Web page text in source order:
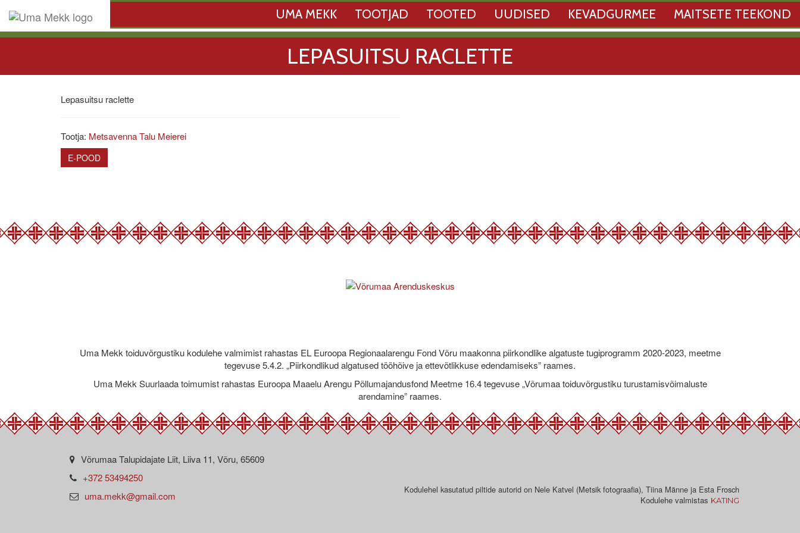
UMA MEKK TOOTJAD TOOTED UUDISED KEVADGURMEE MAITSETE TEEKOND
LEPASUITSU RACLETTE
Lepasuitsu raclette
Tootja: Metsavenna Talu Meierei
E-POOD
Uma Mekk toiduvõrgustiku kodulehe valmimist rahastas EL Euroopa Regionaalarengu Fond Võru maakonna piirkondlike algatuste tugiprogramm 2020-2023, meetme
tegevuse 5.4.2. „Piirkondlikud algatused tööhõive ja ettevõtlikkuse edendamiseks” raames.
Uma Mekk Suurlaada toimumist rahastas Euroopa Maaelu Arengu Põllumajandusfond Meetme 16.4 tegevuse „Võrumaa toiduvõrgustiku turustamisvõimaluste
arendamine” raames.
Võrumaa Talupidajate Liit, Liiva 11, Võru, 65609
+372 53494250
uma.mekk@gmail.com
Kodulehel kasutatud piltide autorid on Nele Katvel (Metsik fotograafia), Tiina Männe ja Esta Frosch
Kodulehe valmistas KATING